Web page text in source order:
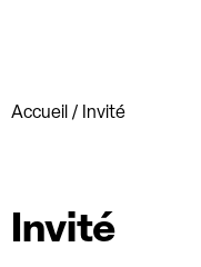
Accueil/ Invité
Invité